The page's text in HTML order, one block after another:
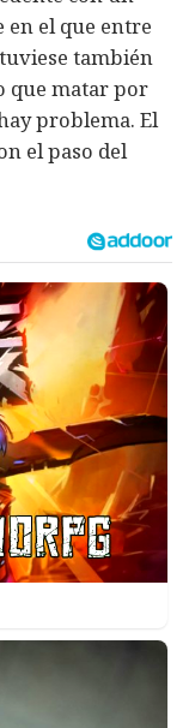
en el que entre
también
que matar por
problema. El
el paso del